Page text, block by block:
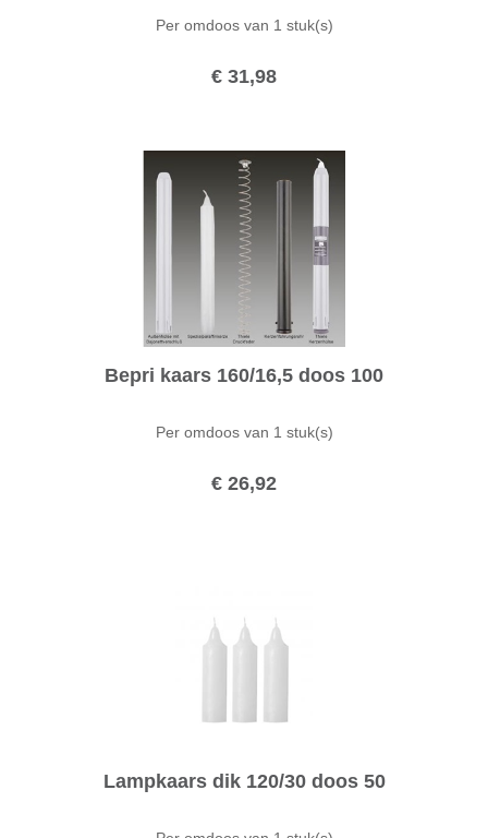
Per omdoos van 1 stuk(s)
€ 31,98
Bepri kaars 160/16,5 doos 100
Per omdoos van 1 stuk(s)
€ 26,92
Lampkaars dik 120/30 doos 50